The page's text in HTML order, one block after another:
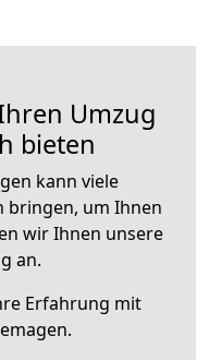
Umzug
bieten
kann viele
bringen, um Ihnen
wir Ihnen unsere
an.
Erfahrung mit
.